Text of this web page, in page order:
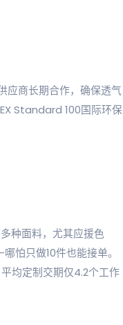
应商长期合作，确保透气
Standard 100国际环保
种面料，尤其应援色
怕只做10件也能接单。
均定制交期仅4.2个工作